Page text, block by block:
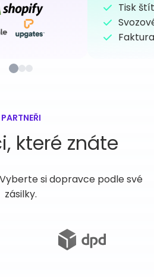
Tisk
PARTNEŘI
které znáte
si dopravce podle své
zásilky.